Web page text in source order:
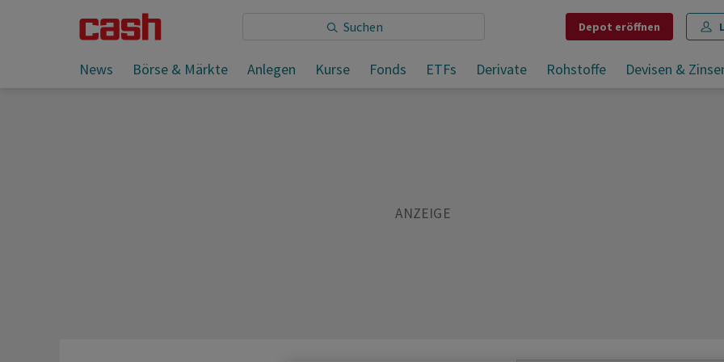
Depot eröffnen
News Börse & Märkte Anlegen Kurse Fonds ETFs Derivate Rohstoffe Devisen &
Sie lesen: «Das beste Talent soll den Job kriegen»
Teilen Merken Drucken Kommentare